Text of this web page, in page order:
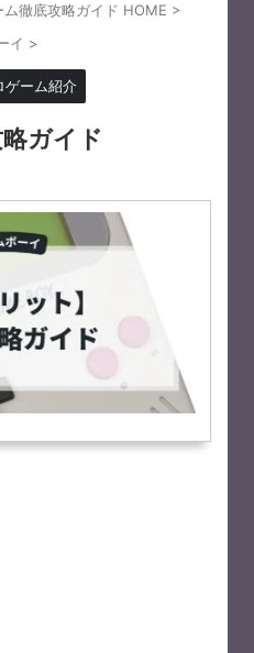
徹底攻略ガイド HOME >
イ >
ゲーム紹介
ガイド